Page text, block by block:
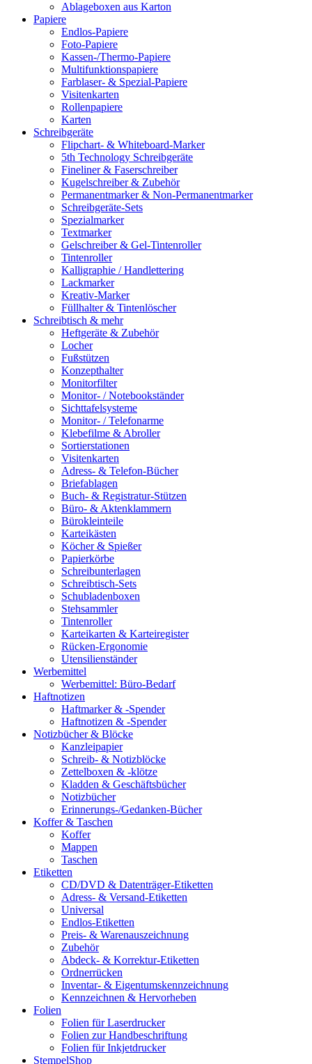
Ablageboxen aus Karton
Papiere
Endlos-Papiere
Foto-Papiere
Kassen-/Thermo-Papiere
Multifunktionspapiere
Farblaser- & Spezial-Papiere
Visitenkarten
Rollenpapiere
Karten
Schreibgeräte
Flipchart- & Whiteboard-Marker
5th Technology Schreibgeräte
Fineliner & Faserschreiber
Kugelschreiber & Zubehör
Permanentmarker & Non-Permanentmarker
Schreibgeräte-Sets
Spezialmarker
Textmarker
Gelschreiber & Gel-Tintenroller
Tintenroller
Kalligraphie / Handlettering
Lackmarker
Kreativ-Marker
Füllhalter & Tintenlöscher
Schreibtisch & mehr
Heftgeräte & Zubehör
Locher
Fußstützen
Konzepthalter
Monitorfilter
Monitor- / Notebookständer
Sichttafelsysteme
Monitor- / Telefonarme
Klebefilme & Abroller
Sortierstationen
Visitenkarten
Adress- & Telefon-Bücher
Briefablagen
Buch- & Registratur-Stützen
Büro- & Aktenklammern
Bürokleinteile
Karteikästen
Köcher & Spießer
Papierkörbe
Schreibunterlagen
Schreibtisch-Sets
Schubladenboxen
Stehsammler
Tintenroller
Karteikarten & Karteiregister
Rücken-Ergonomie
Utensilienständer
Werbemittel
Werbemittel: Büro-Bedarf
Haftnotizen
Haftmarker & -Spender
Haftnotizen & -Spender
Notizbücher & Blöcke
Kanzleipapier
Schreib- & Notizblöcke
Zettelboxen & -klötze
Kladden & Geschäftsbücher
Notizbücher
Erinnerungs-/Gedanken-Bücher
Koffer & Taschen
Koffer
Mappen
Taschen
Etiketten
CD/DVD & Datenträger-Etiketten
Adress- & Versand-Etiketten
Universal
Endlos-Etiketten
Preis- & Warenauszeichnung
Zubehör
Abdeck- & Korrektur-Etiketten
Ordnerrücken
Inventar- & Eigentumskennzeichnung
Kennzeichnen & Hervorheben
Folien
Folien für Laserdrucker
Folien zur Handbeschriftung
Folien für Inkjetdrucker
StempelShop